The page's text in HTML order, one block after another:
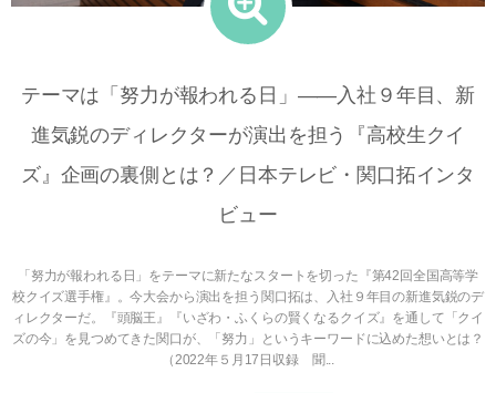
テーマは「努力が報われる日」――入社９年目、新
進気鋭のディレクターが演出を担う『高校生クイ
ズ』企画の裏側とは？／日本テレビ・関口拓インタ
ビュー
「努力が報われる日」をテーマに新たなスタートを切った『第42回全国高等学
校クイズ選手権』。今大会から演出を担う関口拓は、入社９年目の新進気鋭のデ
ィレクターだ。『頭脳王』『いざわ・ふくらの賢くなるクイズ』を通して「クイ
ズの今」を見つめてきた関口が、「努力」というキーワードに込めた想いとは？
（2022年５月17日収録 聞...